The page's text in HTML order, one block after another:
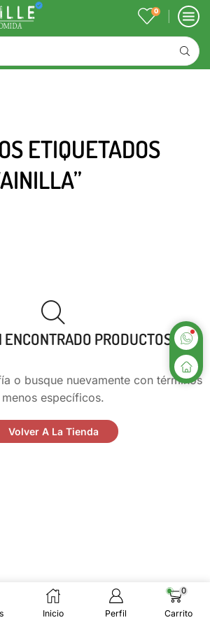
0
ETIQUETADOS
ENCONTRADO PRODUCTOS
o busque nuevamente con términos
menos específicos.
Volver A La Tienda
Inicio Perfil
0
Carrito